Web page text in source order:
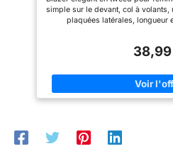
tableau des tailles. (pas selon
le tableau des tailles Amazon)
Travail de Bureau
simple sur le devant, col à volants,
plaquées latérales, longueur
l'automne et au début de
pour femme en tweed sur
décontracté pour femme en tweed
Peut être facilement assorti avec
festival, toute occasion